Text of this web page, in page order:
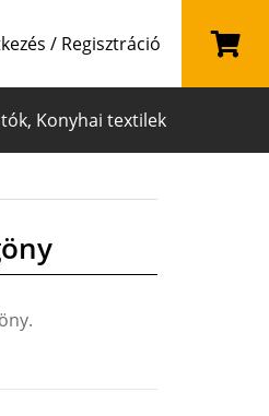
/ Regisztráció
Konyhai textilek